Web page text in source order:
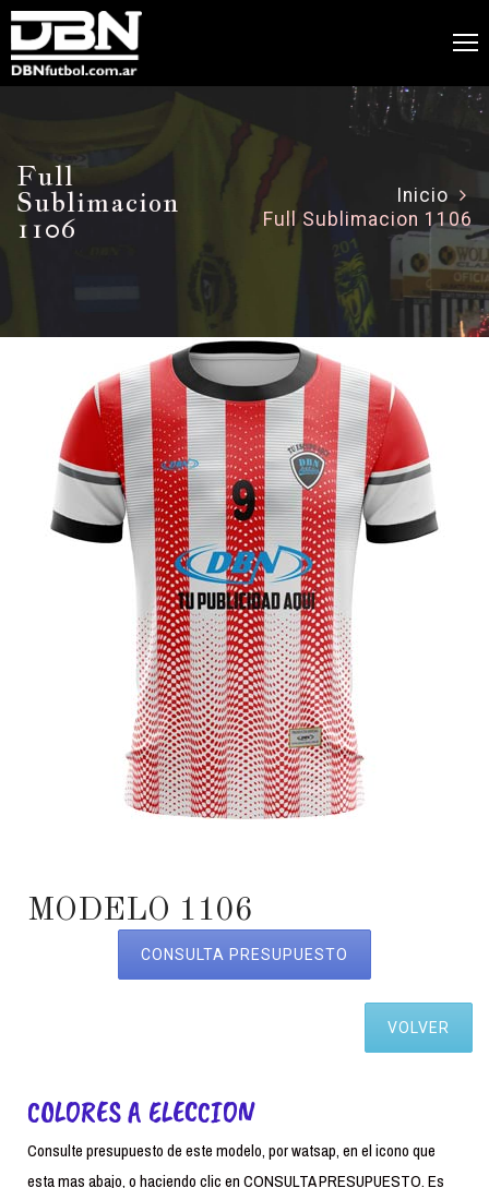
Full
Sublimacion
1106
Inicio
Full Sublimacion 1106
MODELO 1106
CONSULTA PRESUPUESTO
VOLVER
COLORES A ELECCION
Consulte presupuesto de este modelo, por watsap, en el icono que
esta mas abajo, o haciendo clic en CONSULTA PRESUPUESTO. Es